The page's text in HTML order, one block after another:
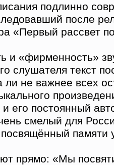
подлинно
после
«Первый рассвет
и «фирменность»
слушателя текст
ли не важнее всех
его постоянный
смелый для
памяти
прямо: «Мы